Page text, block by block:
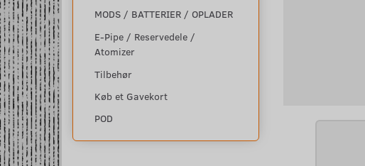
MODS / BATTERIER / OPLADER
E-Pipe / Reservedele /
Atomizer
Tilbehør
Køb et Gavekort
POD